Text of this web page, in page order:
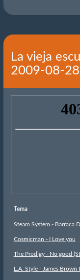
La vieja
2009-08-28
Tema
Steam System - Barraca
Cosmicman - I Love you
The Prodigy - No good
L.A. Style - James Brown